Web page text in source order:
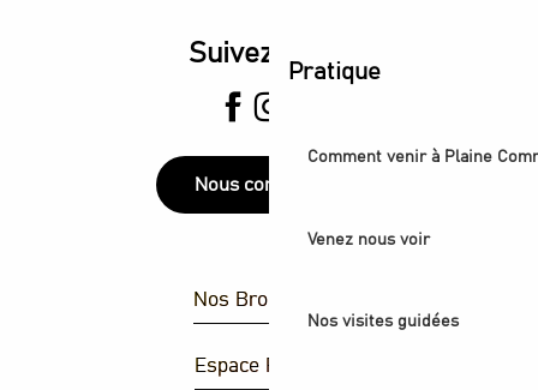
Pratique
Comment venir à Plaine
Venez nous voir
Nos visites guidées
Suivez-nous
Nous contacter
Nos Brochures
Espace Presse